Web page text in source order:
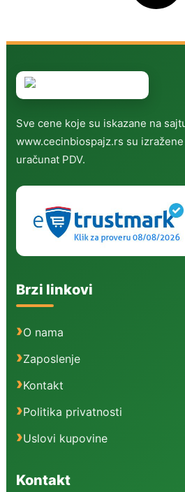
Sve cene koje su iskazane na
www.cecinbiospajz.rs su
uračunat PDV.
Brzi linkovi
O nama
Zaposlenje
Kontakt
Politika privatnosti
Uslovi kupovine
Kontakt